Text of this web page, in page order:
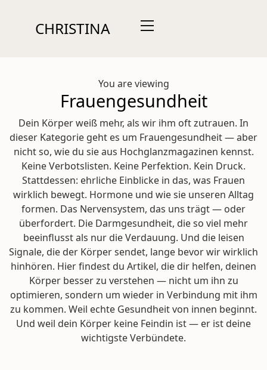
CHRISTINA
You are viewing
Frauengesundheit
Dein Körper weiß mehr, als wir ihm oft zutrauen. In
dieser Kategorie geht es um Frauengesundheit — aber
nicht so, wie du sie aus Hochglanzmagazinen kennst.
Keine Verbotslisten. Keine Perfektion. Kein Druck.
Stattdessen: ehrliche Einblicke in das, was Frauen
wirklich bewegt. Hormone und wie sie unseren Alltag
formen. Das Nervensystem, das uns trägt — oder
überfordert. Die Darmgesundheit, die so viel mehr
beeinflusst als nur die Verdauung. Und die leisen
Signale, die der Körper sendet, lange bevor wir wirklich
hinhören. Hier findest du Artikel, die dir helfen, deinen
Körper besser zu verstehen — nicht um ihn zu
optimieren, sondern um wieder in Verbindung mit ihm
zu kommen. Weil echte Gesundheit von innen beginnt.
Und weil dein Körper keine Feindin ist — er ist deine
wichtigste Verbündete.